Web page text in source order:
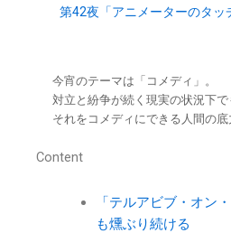
第42夜「アニメーターのタ
今宵のテーマは「コメディ」。
対立と紛争が続く現実の状況下で
それをコメディにできる人間の底
Content
「テルアビブ・オ
も燻ぶり続ける